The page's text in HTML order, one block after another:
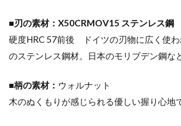
■刃の素材：X50CRMOV15 ステンレス鋼
硬度HRC 57前後 ドイツの刃物に広く使
のステンレス鋼材。日本のモリブデン鋼な
■柄の素材： ウォルナット
木のぬくもりが感じられる優しい握り心地